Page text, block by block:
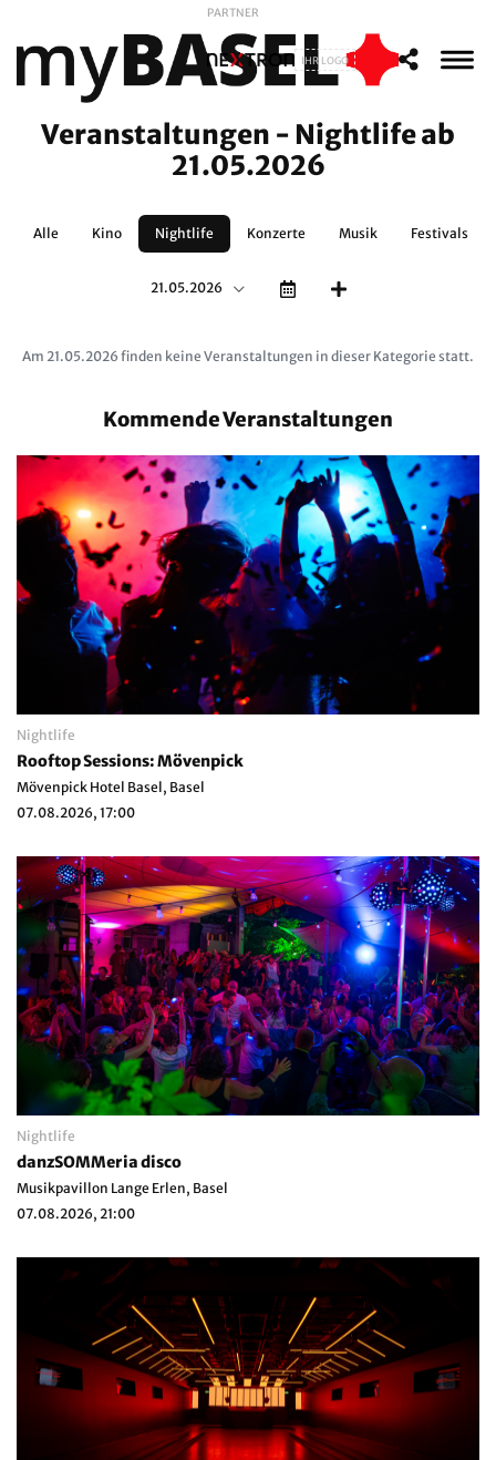
PARTNER
IHR LOGO
Veranstaltungen - Nightlife ab
21.05.2026
Alle Kino Nightlife Konzerte Musik Festivals
21.05.2026
Am 21.05.2026 finden keine Veranstaltungen in dieser Kategorie statt.
Kommende Veranstaltungen
Nightlife
Rooftop Sessions: Mövenpick
Mövenpick Hotel Basel, Basel
07.08.2026, 17:00
Nightlife
danzSOMMeria disco
Musikpavillon Lange Erlen, Basel
07.08.2026, 21:00